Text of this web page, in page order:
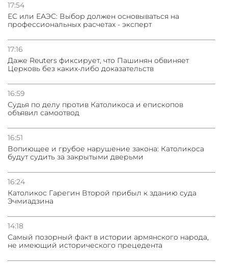
17:54
ЕС или ЕАЭС: Выбор должен основываться на
профессиональных расчетах - эксперт
17:16
Даже Reuters фиксирует, что Пашинян обвиняет
Церковь без каких-либо доказательств
16:59
Судья по делу против Католикоса и епископов
объявил самоотвод
16:51
Вопиющее и грубое нарушение закона: Католикоса
будут судить за закрытыми дверьми
16:24
Католикос Гарегин Второй прибыл к зданию суда
Эчмиадзина
14:18
Самый позорный факт в истории армянского народа,
не имеющий исторического прецедента
03.08.2026
31.07.2026
погрануправления СНБ Армении в Тбилиси